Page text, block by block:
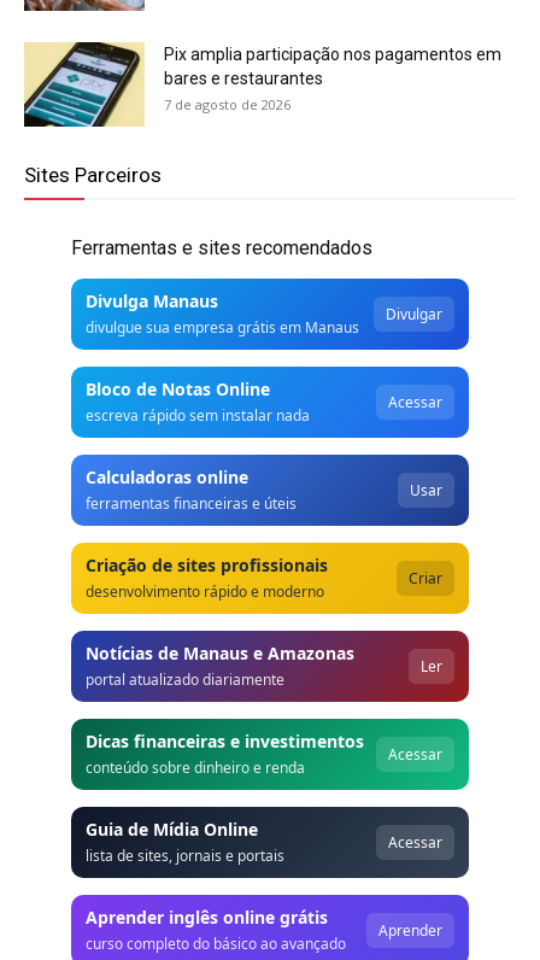
Pix amplia participação nos pagamentos em
bares e restaurantes
7 de agosto de 2026
Sites Parceiros
Ferramentas e sites recomendados
Divulga Manaus
divulgue sua empresa grátis em Manaus
Divulgar
Bloco de Notas Online
escreva rápido sem instalar nada
Acessar
Calculadoras online
ferramentas financeiras e úteis
Usar
Criação de sites profissionais
desenvolvimento rápido e moderno
Criar
Notícias de Manaus e Amazonas
portal atualizado diariamente
Ler
Dicas financeiras e investimentos
conteúdo sobre dinheiro e renda
Acessar
Guia de Mídia Online
lista de sites, jornais e portais
Acessar
Aprender inglês online grátis
curso completo do básico ao avançado
Aprender